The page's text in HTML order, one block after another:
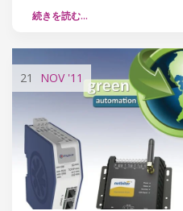
続きを読む…
21 NOV'11